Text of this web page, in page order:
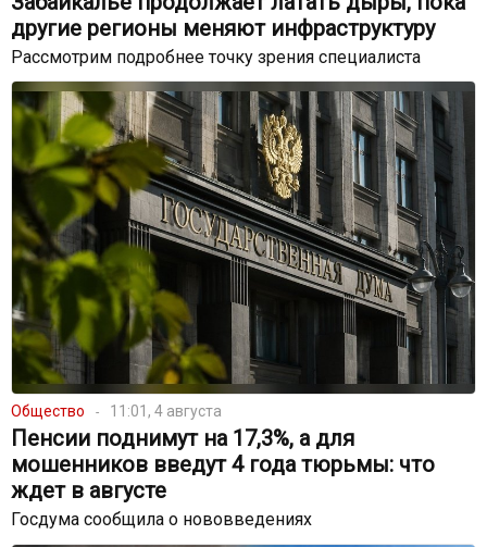
другие регионы меняют инфраструктуру
Рассмотрим подробнее точку зрения специалиста
Общество 11:01, 4 августа
Пенсии поднимут на 17,3%, а для
мошенников введут 4 года тюрьмы: что
ждет в августе
Госдума сообщила о нововведениях